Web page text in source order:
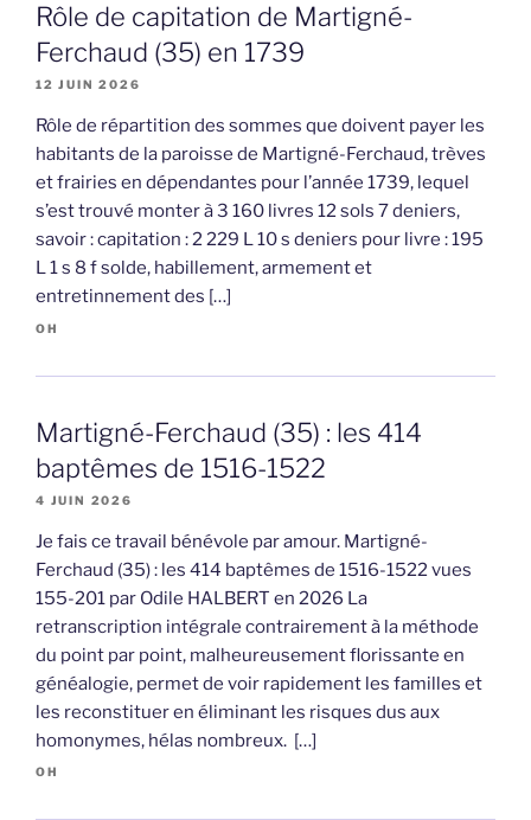
Rôle de capitation de Martigné-
Ferchaud (35) en 1739
12 JUIN 2026
Rôle de répartition des sommes que doivent payer les
habitants de la paroisse de Martigné-Ferchaud, trèves
et frairies en dépendantes pour l’année 1739, lequel
s’est trouvé monter à 3 160 livres 12 sols 7 deniers,
savoir : capitation : 2 229 L 10 s deniers pour livre : 195
L 1 s 8 f solde, habillement, armement et
entretinnement des […]
OH
Martigné-Ferchaud (35) : les 414
baptêmes de 1516-1522
4 JUIN 2026
Je fais ce travail bénévole par amour. Martigné-
Ferchaud (35) : les 414 baptêmes de 1516-1522 vues
155-201 par Odile HALBERT en 2026 La
retranscription intégrale contrairement à la méthode
du point par point, malheureusement florissante en
généalogie, permet de voir rapidement les familles et
les reconstituer en éliminant les risques dus aux
homonymes, hélas nombreux. […]
OH